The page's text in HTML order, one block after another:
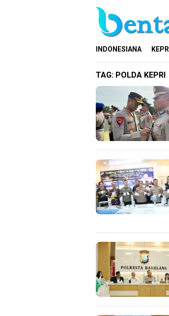
INDONESIANA KEPRI
TAG: POLDA KEPRI